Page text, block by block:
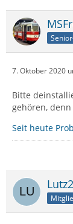
7. Oktober 2020
Bitte
gehören,
Seit heute